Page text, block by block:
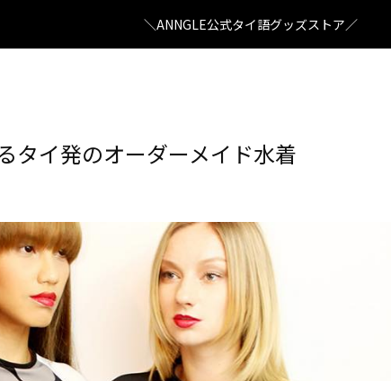
＼ANNGLE公式タイ語グッズストア／
タイ発のオーダーメイド水着